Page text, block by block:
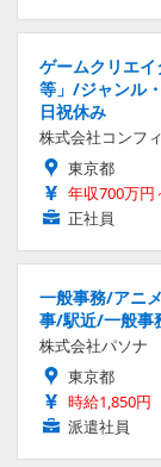
ゲームクリエ
等」/ジャンル
日祝休み
株式会社コンフ
東京都
年収700万円
正社員
一般事務/アニ
事/駅近/一般事
株式会社パソナ
東京都
時給1,850円
派遣社員